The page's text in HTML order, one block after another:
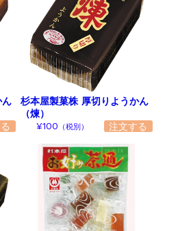
杉本屋製菓株 厚切りようかん
（煉）
¥100 （税別）